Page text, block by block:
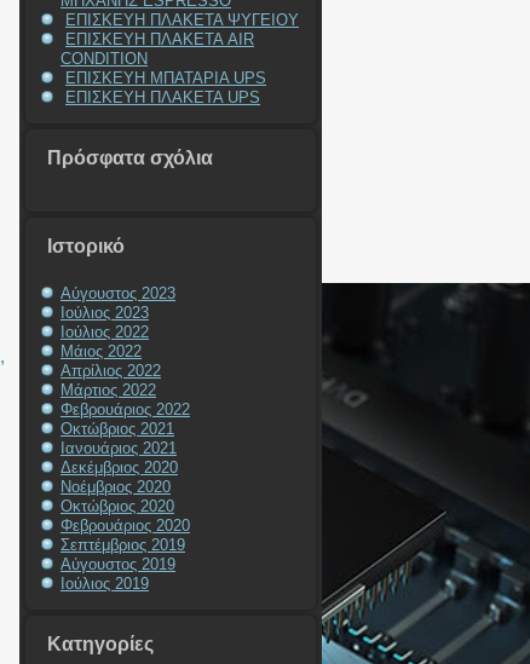
,
ΕΠΙΣΚΕΥΗ ΠΛΑΚΕΤΑ ΨΥΓΕΙΟΥ
ΕΠΙΣΚΕΥΗ ΠΛΑΚΕΤΑ AIR
CONDITION
ΕΠΙΣΚΕΥΗ ΜΠΑΤΑΡΙΑ UPS
ΕΠΙΣΚΕΥΗ ΠΛΑΚΕΤΑ UPS
Πρόσφατα σχόλια
Ιστορικό
Αύγουστος 2023
Ιούλιος 2023
Ιούλιος 2022
Μάιος 2022
Απρίλιος 2022
Μάρτιος 2022
Φεβρουάριος 2022
Οκτώβριος 2021
Ιανουάριος 2021
Δεκέμβριος 2020
Νοέμβριος 2020
Οκτώβριος 2020
Φεβρουάριος 2020
Σεπτέμβριος 2019
Αύγουστος 2019
Ιούλιος 2019
Kατηγορίες